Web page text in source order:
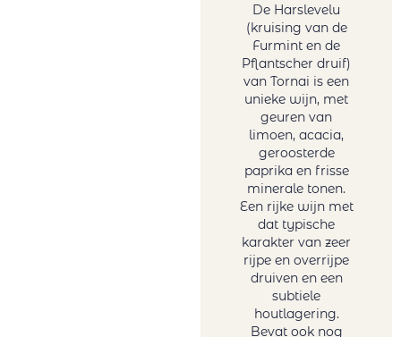
De Harslevelu
(kruising van de
Furmint en de
Pflantscher druif)
van Tornai is een
unieke wijn, met
geuren van
limoen, acacia,
geroosterde
paprika en frisse
minerale tonen.
Een rijke wijn met
dat typische
karakter van zeer
rijpe en overrijpe
druiven en een
subtiele
houtlagering.
Bevat ook nog